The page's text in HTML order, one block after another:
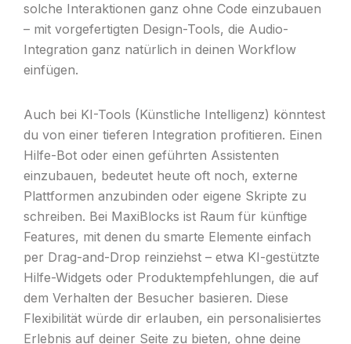
solche Interaktionen ganz ohne Code einzubauen
– mit vorgefertigten Design-Tools, die Audio-
Integration ganz natürlich in deinen Workflow
einfügen.
Auch bei KI-Tools (Künstliche Intelligenz) könntest
du von einer tieferen Integration profitieren. Einen
Hilfe-Bot oder einen geführten Assistenten
einzubauen, bedeutet heute oft noch, externe
Plattformen anzubinden oder eigene Skripte zu
schreiben. Bei MaxiBlocks ist Raum für künftige
Features, mit denen du smarte Elemente einfach
per Drag-and-Drop reinziehst – etwa KI-gestützte
Hilfe-Widgets oder Produktempfehlungen, die auf
dem Verhalten der Besucher basieren. Diese
Flexibilität würde dir erlauben, ein personalisiertes
Erlebnis auf deiner Seite zu bieten, ohne deine